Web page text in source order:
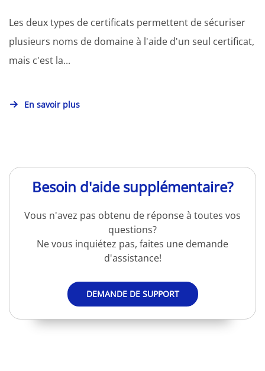
Les deux types de certificats permettent de sécuriser
plusieurs noms de domaine à l'aide d'un seul certificat,
mais c'est la...
En savoir plus
Besoin d'aide supplémentaire?
Vous n'avez pas obtenu de réponse à toutes vos
questions?
Ne vous inquiétez pas, faites une demande
d'assistance!
DEMANDE DE SUPPORT